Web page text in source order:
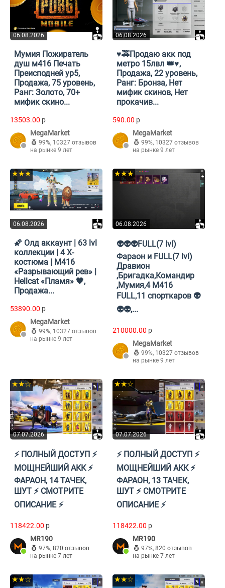
06.08.2026
Мумия Пожиратель
душ м416 Печать
Преисподней ур5,
Продажа, 75 уровень,
Ранг: Золото, 70+
мифик скино...
13503.00 p
MegaMarket
99%, 10327 отзывов
на рынке 9 лет
06.08.2026
♥️🚕Продаю акк под
метро 15лвл 👑♥️,
Продажа, 22 уровень,
Ранг: Бронза, Нет
мифик скинов, Нет
прокачив...
590.00 p
MegaMarket
99%, 10327 отзывов
на рынке 9 лет
06.08.2026
★★★
🌠 Олд аккаунт | 63 lvl
коллекции | 4 X-
костюма | М416
«Разрывающий рев» |
Hellcat «Пламя» 🖤,
Продажа...
53890.00 p
MegaMarket
99%, 10327 отзывов
на рынке 9 лет
06.08.2026
★★★
👽👽👽FULL(7 lvl)
Фараон и FULL(7 lvl)
Дравион
,Бригадка,Командир
,Мумия,4 М416
FULL,11 спорткаров 👽
👽👽,...
210000.00 p
MegaMarket
99%, 10327 отзывов
на рынке 9 лет
07.07.2026
★★☆
⚡️ ПОЛНЫЙ ДОСТУП ⚡️
МОЩНЕЙШИЙ АКК ⚡️
ФАРАОН, 14 ТАЧЕК,
ШУТ ⚡️ СМОТРИТЕ
ОПИСАНИЕ ⚡️
118422.00 p
MR190
97%, 820 отзывов
на рынке 7 лет
07.07.2026
★★☆
⚡️ ПОЛНЫЙ ДОСТУП ⚡️
МОЩНЕЙШИЙ АКК ⚡️
ФАРАОН, 13 ТАЧЕК,
ШУТ ⚡️ СМОТРИТЕ
ОПИСАНИЕ ⚡️
118422.00 p
MR190
97%, 820 отзывов
на рынке 7 лет
★★☆ ★★☆